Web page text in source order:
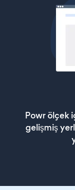
Powr ölçek
gelişmiş